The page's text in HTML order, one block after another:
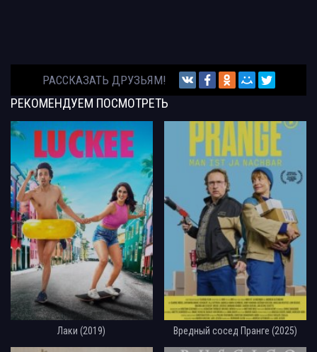
РАССКАЗАТЬ ДРУЗЬЯМ!
РЕКОМЕНДУЕМ ПОСМОТРЕТЬ
Лаки (2019) Вредный сосед Пранге (2025)